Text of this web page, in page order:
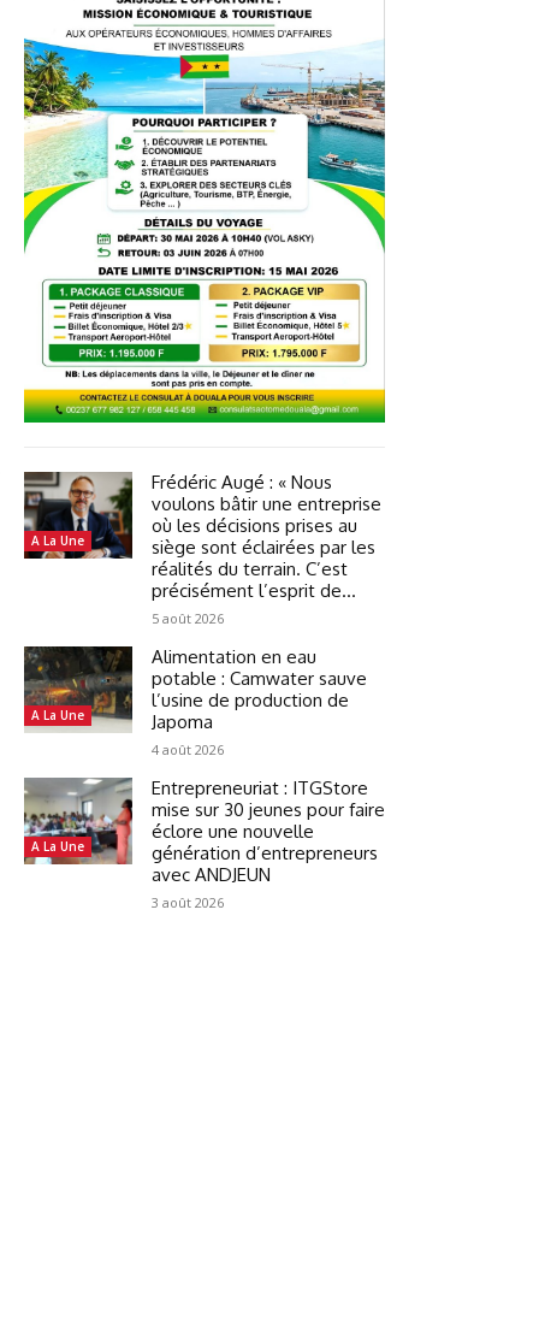
A La Une
Frédéric Augé : « Nous
voulons bâtir une entreprise
où les décisions prises au
siège sont éclairées par les
réalités du terrain. C’est
précisément l’esprit de...
5 août 2026
A La Une
Alimentation en eau
potable : Camwater sauve
l’usine de production de
Japoma
4 août 2026
A La Une
Entrepreneuriat : ITGStore
mise sur 30 jeunes pour faire
éclore une nouvelle
génération d’entrepreneurs
avec ANDJEUN
3 août 2026